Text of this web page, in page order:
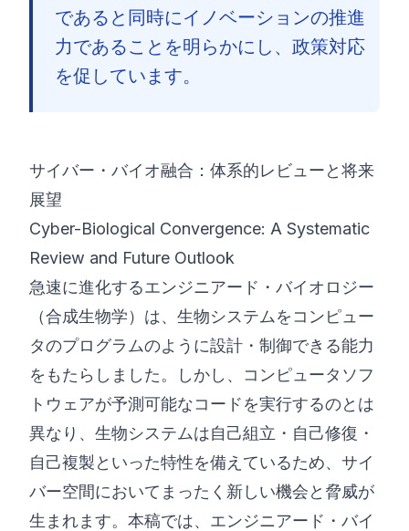
🇯🇵
©2026 8200 サイバーブートキャンプ
であると同時にイノベーションの推進
力であることを明らかにし、政策対応
を促しています。
サイバー・バイオ融合：体系的レビューと将来
展望
Cyber-Biological Convergence: A Systematic
Review and Future Outlook
急速に進化するエンジニアード・バイオロジー
（合成生物学）は、生物システムをコンピュー
タのプログラムのように設計・制御できる能力
をもたらしました。しかし、コンピュータソフ
トウェアが予測可能なコードを実行するのとは
異なり、生物システムは自己組立・自己修復・
自己複製といった特性を備えているため、サイ
バー空間においてまったく新しい機会と脅威が
生まれます。本稿では、エンジニアード・バイ